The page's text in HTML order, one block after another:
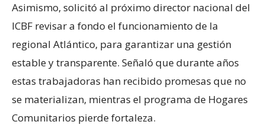
Asimismo, solicitó al próximo director nacional del
ICBF revisar a fondo el funcionamiento de la
regional Atlántico, para garantizar una gestión
estable y transparente. Señaló que durante años
estas trabajadoras han recibido promesas que no
se materializan, mientras el programa de Hogares
Comunitarios pierde fortaleza.